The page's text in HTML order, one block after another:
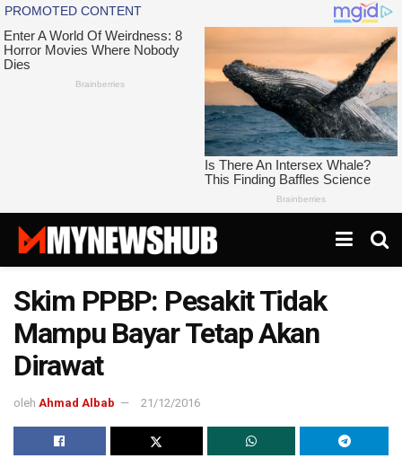
Skim PPBP: Pesakit Tidak
Mampu Bayar Tetap Akan
Dirawat
oleh Ahmad Albab 21/12/2016